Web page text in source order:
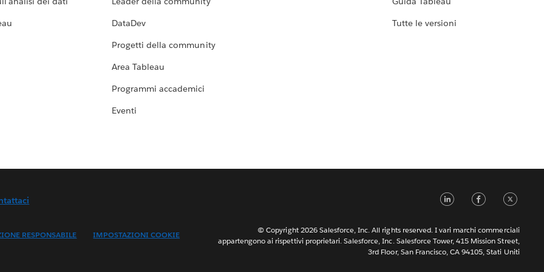
DataDev
Progetti della community
Area Tableau
Programmi accademici
Eventi
Tutte le versioni
RESPONSABILE
IMPOSTAZIONI COOKIE
LinkedIn
© Copyright 2026 Salesforce, Inc. All rights reserved. I vari marchi commerciali
appartengono ai rispettivi proprietari. Salesforce, Inc. Salesforce Tower, 415 Mission Street,
3rd Floor, San Francisco, CA 94105, Stati Uniti